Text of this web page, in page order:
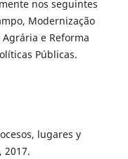
nos seguintes
Modernização
e Reforma
Públicas.
lugares y
2017.